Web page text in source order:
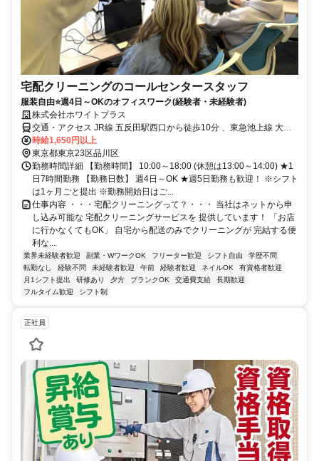
宅配クリーニングのコールセンタースタッフ
服装自由⭐週4日～OKのオフィスワーク(経験者・未経験者)
株式会社ホワイトプラス
交通・アクセス JR線 五反田駅西口から徒歩10分 、東急池上線 大崎
広小路駅から徒歩7分 、東急目黒線 不動前駅から徒歩8分
時給1,650円以上
東京都東京23区品川区
勤務時間詳細 【勤務時間】 10:00～18:00 (休憩は13:00～14:00) ★1
日7時間勤務 【勤務日数】 週4日～OK ★週5日勤務も歓迎！ ※シフト
は1ヶ月ごと提出 ※勤務開始日はご...
仕事内容 ・・・宅配クリーニングって？・・・ 当社はネットから申
し込み可能な 宅配クリーニングサービスを 提供しています！ 「お店
に行かなくてもOK」 自宅から配送のみでクリーニングが 完結する便
利な...
業界未経験者歓迎 副業・WワークOK フリーター歓迎 シフト自由
学歴不問
転勤なし
経験不問 未経験者歓迎 午前 経験者歓迎 ネイルOK
有資格者歓迎
月1シフト提出
研修あり 夕方 ブランクOK 交通費支給
長期歓迎
フルタイム歓迎
シフト制
正社員